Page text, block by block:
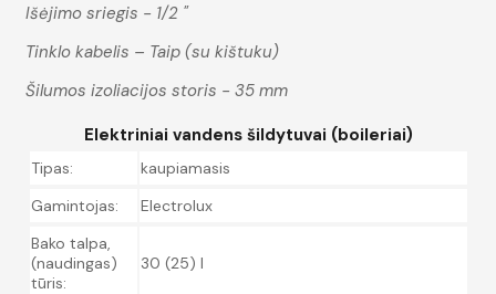
Išėjimo sriegis - 1/2 "
Tinklo kabelis – Taip (su kištuku)
Šilumos izoliacijos storis - 35 mm
Elektriniai vandens šildytuvai (boileriai)
Tipas:
kaupiamasis
Gamintojas:
Electrolux
Bako talpa,
(naudingas)
tūris:
30 (25) l